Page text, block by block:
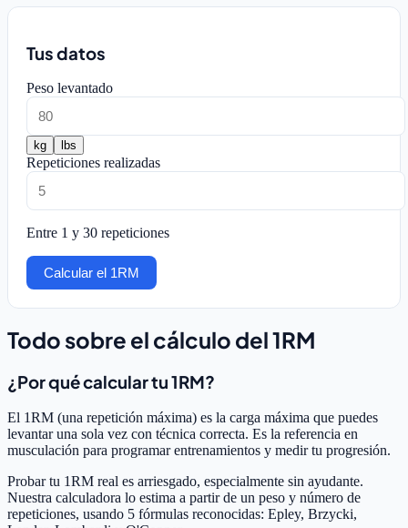
Tus datos
Peso levantado
kg lbs
Repeticiones realizadas
Entre 1 y 30 repeticiones
Calcular el 1RM
Todo sobre el cálculo del 1RM
¿Por qué calcular tu 1RM?
El 1RM (una repetición máxima) es la carga máxima que puedes
levantar una sola vez con técnica correcta. Es la referencia en
musculación para programar entrenamientos y medir tu progresión.
Probar tu 1RM real es arriesgado, especialmente sin ayudante.
Nuestra calculadora lo estima a partir de un peso y número de
repeticiones, usando 5 fórmulas reconocidas: Epley, Brzycki,